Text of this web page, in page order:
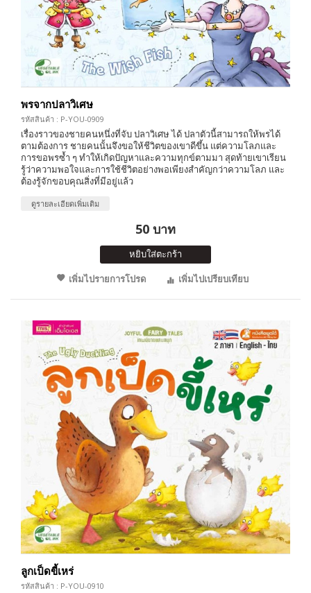
พรจากปลาวิเศษ
รหัสสินค้า : P-YOU-0909
เรื่องราวของชายคนหนึ่งที่จับ ปลาวิเศษ ได้ ปลาตัวนี้สามารถให้พรได้
ตามต้องการ ชายคนนั้นจึงขอให้ชีวิตของเขาดีขึ้น แต่ความโลภและ
การขอพรซ้ำ ๆ ทำให้เกิดปัญหาและความทุกข์ตามมา สุดท้ายเขาเรียน
รู้ว่าความพอใจและการใช้ชีวิตอย่างพอเพียงสำคัญกว่าความโลภ และ
ต้องรู้จักขอบคุณสิ่งที่มีอยู่แล้ว
ดูรายละเอียดเพิ่มเติม
50 บาท
หยิบใส่ตะกร้า
เพิ่มไปรายการโปรด
เพิ่มไปเปรียบเทียบ
ลูกเป็ดขี้เหร่
รหัสสินค้า : P-YOU-0910